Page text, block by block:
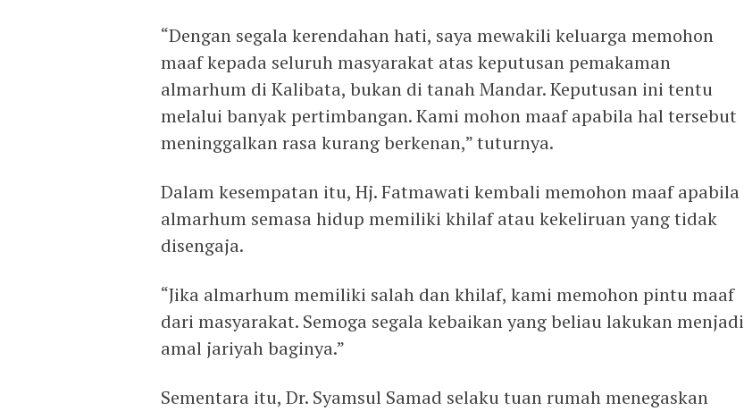
“Dengan segala kerendahan hati, saya mewakili keluarga memohon
maaf kepada seluruh masyarakat atas keputusan pemakaman
almarhum di Kalibata, bukan di tanah Mandar. Keputusan ini tentu
melalui banyak pertimbangan. Kami mohon maaf apabila hal tersebut
meninggalkan rasa kurang berkenan,” tuturnya.
Dalam kesempatan itu, Hj. Fatmawati kembali memohon maaf apabila
almarhum semasa hidup memiliki khilaf atau kekeliruan yang tidak
disengaja.
“Jika almarhum memiliki salah dan khilaf, kami memohon pintu maaf
dari masyarakat. Semoga segala kebaikan yang beliau lakukan menjadi
amal jariyah baginya.”
Sementara itu, Dr. Syamsul Samad selaku tuan rumah menegaskan